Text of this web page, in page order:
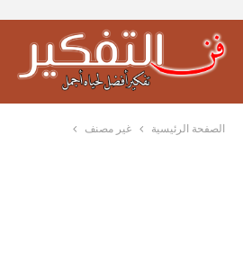
الصفحة الرئيسية غير مصنف